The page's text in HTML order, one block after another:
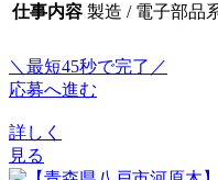
仕事内容 製造 / 電子部品
＼最短45秒で完了／
応募へ進む
詳しく
見る